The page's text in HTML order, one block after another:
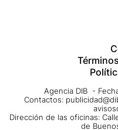
Agencia DIB -
Contactos:
Dirección de las oficinas:
de